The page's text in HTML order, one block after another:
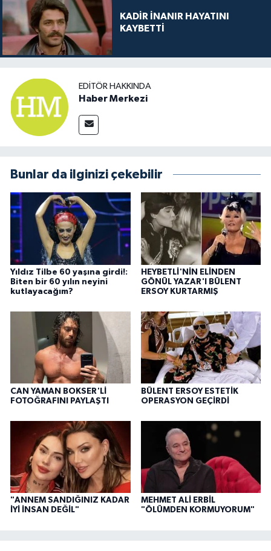
KADİR İNANIR HAYATINI
KAYBETTİ
EDITÖR HAKKINDA
Haber Merkezi
Bunlar da ilginizi çekebilir
Yıldız Tilbe 60 yaşına girdi!:
Biten bir 60 yılın neyini
kutlayacağım?
HEYBETLİ'NİN ELİNDEN
GÖNÜL YAZAR'I BÜLENT
ERSOY KURTARMIŞ
CAN YAMAN BOKSER'Lİ
FOTOĞRAFINI PAYLAŞTI
BÜLENT ERSOY ESTETİK
OPERASYON GEÇİRDİ
"ANNEM SANDIĞINIZ KADAR
İYİ İNSAN DEĞİL"
MEHMET ALİ ERBİL
"ÖLÜMDEN KORMUYORUM"